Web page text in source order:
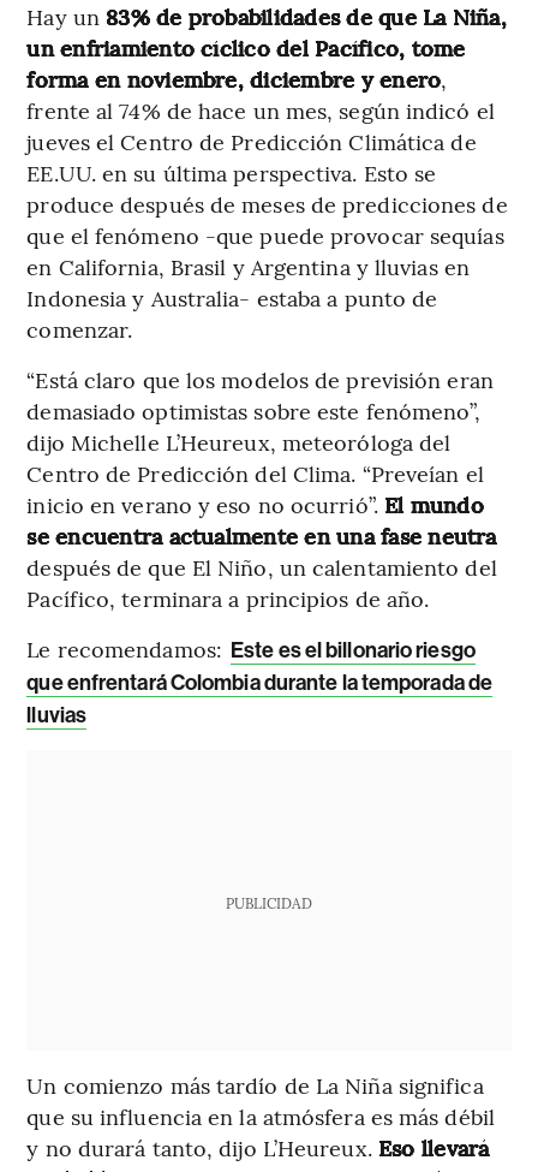
Hay un 83% de probabilidades de que La Niña,
un enfriamiento cíclico del Pacífico, tome
forma en noviembre, diciembre y enero,
frente al 74% de hace un mes, según indicó el
jueves el Centro de Predicción Climática de
EE.UU. en su última perspectiva. Esto se
produce después de meses de predicciones de
que el fenómeno -que puede provocar sequías
en California, Brasil y Argentina y lluvias en
Indonesia y Australia- estaba a punto de
comenzar.
“Está claro que los modelos de previsión eran
demasiado optimistas sobre este fenómeno”,
dijo Michelle L’Heureux, meteoróloga del
Centro de Predicción del Clima. “Preveían el
inicio en verano y eso no ocurrió”. El mundo
se encuentra actualmente en una fase neutra
después de que El Niño, un calentamiento del
Pacífico, terminara a principios de año.
Le recomendamos: Este es el billonario riesgo
que enfrentará Colombia durante la temporada de
lluvias
PUBLICIDAD
Un comienzo más tardío de La Niña significa
que su influencia en la atmósfera es más débil
y no durará tanto, dijo L’Heureux. Eso llevará